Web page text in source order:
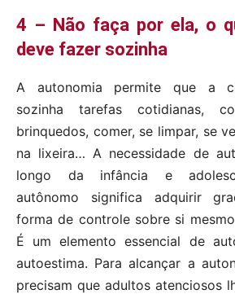
4 – Não faça por ela, o
deve fazer sozinha
A autonomia permite que a
sozinha tarefas cotidianas,
brinquedos, comer, se limpar, se
na lixeira… A necessidade de
longo da infância e
autônomo significa adquirir
forma de controle sobre si
É um elemento essencial de
autoestima. Para alcançar a
precisam que adultos atenciosos